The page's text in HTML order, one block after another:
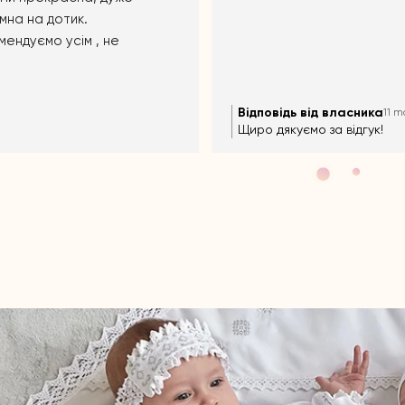
Відповідь від власника11
Щиро дякуємо за відгук!!!))